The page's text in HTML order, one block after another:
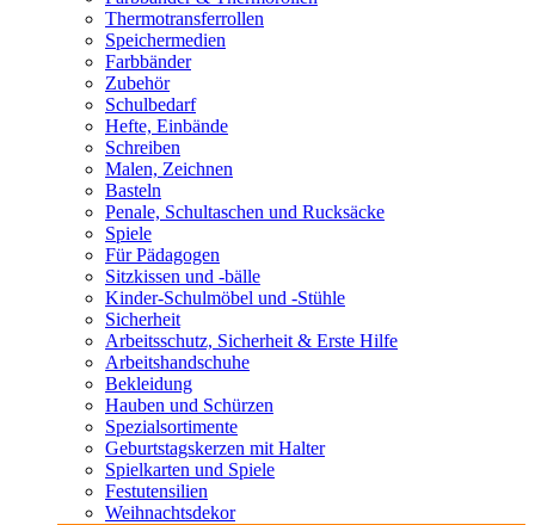
Thermotransferrollen
Speichermedien
Farbbänder
Zubehör
Schulbedarf
Hefte, Einbände
Schreiben
Malen, Zeichnen
Basteln
Penale, Schultaschen und Rucksäcke
Spiele
Für Pädagogen
Sitzkissen und -bälle
Kinder-Schulmöbel und -Stühle
Sicherheit
Arbeitsschutz, Sicherheit & Erste Hilfe
Arbeitshandschuhe
Bekleidung
Hauben und Schürzen
Spezialsortimente
Geburtstagskerzen mit Halter
Spielkarten und Spiele
Festutensilien
Weihnachtsdekor